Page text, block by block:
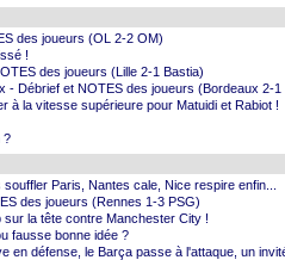
des joueurs (OL 2-2 OM)
!
des joueurs (Lille 2-1 Bastia)
- Débrief et NOTES des joueurs (Bordeaux 2-1
à la vitesse supérieure pour Matuidi et Rabiot !
?
Paris, Nantes cale, Nice respire enfin...
des joueurs (Rennes 1-3 PSG)
sur la tête contre Manchester City !
fausse bonne idée ?
en défense, le Barça passe à l'attaque, un